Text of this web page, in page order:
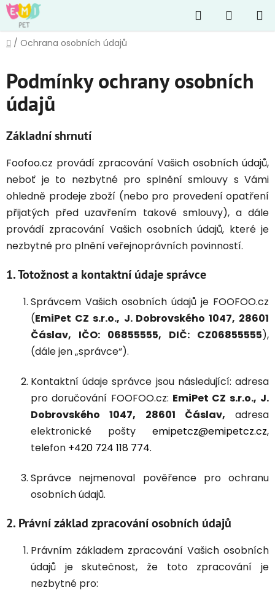
Přejít
na
obsah
Hledat
KOŠÍK
Domů
/ Ochrana osobních údajů
Podmínky ochrany osobních
údajů
Základní shrnutí
Foofoo.cz provádí zpracování Vašich osobních údajů,
neboť je to nezbytné pro splnění smlouvy s Vámi
ohledně prodeje zboží (nebo pro provedení opatření
přijatých před uzavřením takové smlouvy), a dále
provádí zpracování Vašich osobních údajů, které je
nezbytné pro plnění veřejnoprávních povinností.
1. Totožnost a kontaktní údaje správce
Správcem Vašich osobních údajů je FOOFOO.cz
(EmiPet CZ s.r.o., J. Dobrovského 1047, 28601
Čáslav, IČO: 06855555, DIČ: CZ06855555),
(dále jen „správce“).
Kontaktní údaje správce jsou následující: adresa
pro doručování FOOFOO.cz: EmiPet CZ s.r.o., J.
Dobrovského 1047, 28601 Čáslav, adresa
elektronické pošty emipetcz@emipetcz.cz,
telefon +420 724 118 774.
Správce nejmenoval pověřence pro ochranu
osobních údajů.
2. Právní základ zpracování osobních údajů
Právním základem zpracování Vašich osobních
údajů je skutečnost, že toto zpracování je
nezbytné pro: